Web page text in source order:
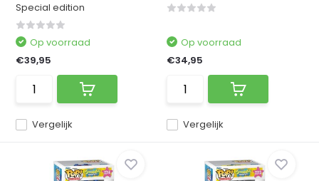
Special edition
Vergelijk
Op voorraad
€39,95
Vergelijk
Op voorraad
€34,95